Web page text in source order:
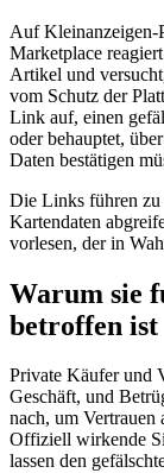
Auf Kleinanzeigen-
Marketplace
Artikel und
vom Schutz der
Link auf, einen
oder behauptet,
Daten bestätigen
Die Links führen zu
Kartendaten
vorlesen, der in
Warum sie
betroffen ist
Private Käufer und
Geschäft, und
nach, um Vertrauen
Offiziell wirkende
lassen den